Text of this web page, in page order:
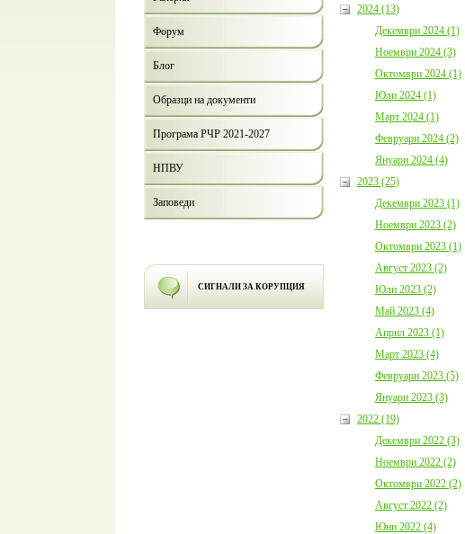
Форум
Блог
Образци на документи
Програма РЧР 2021-2027
НПВУ
Заповеди
СИГНАЛИ ЗА КОРУПЦИЯ
2024 (13)
Декември 2024 (1)
Ноември 2024 (3)
Октомври 2024 (1)
Юли 2024 (1)
Март 2024 (1)
Февруари 2024 (2)
Януари 2024 (4)
2023 (25)
Декември 2023 (1)
Ноември 2023 (2)
Октомври 2023 (1)
Август 2023 (2)
Юли 2023 (2)
Май 2023 (4)
Април 2023 (1)
Март 2023 (4)
Февруари 2023 (5)
Януари 2023 (3)
2022 (19)
Декември 2022 (3)
Ноември 2022 (2)
Октомври 2022 (2)
Август 2022 (2)
Юни 2022 (4)